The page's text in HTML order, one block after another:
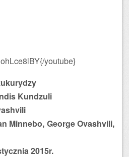
youtube}
Kundzuli
Minnebo, George Ovashvili,
2015r.